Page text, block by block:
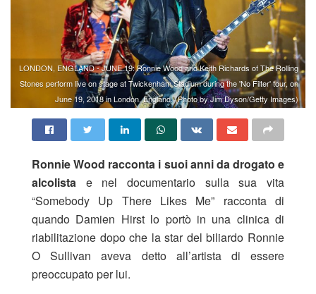
LONDON, ENGLAND - JUNE 19: Ronnie Wood and Keith Richards of The Rolling
Stones perform live on stage at Twickenham Stadium during the 'No Filter' tour, on
June 19, 2018 in London, England. (Photo by Jim Dyson/Getty Images)
Ronnie Wood racconta i suoi anni da drogato e
alcolista e nel documentario sulla sua vita
“Somebody Up There Likes Me” racconta di
quando Damien Hirst lo portò in una clinica di
riabilitazione dopo che la star del biliardo Ronnie
O Sullivan aveva detto all’artista di essere
preoccupato per lui.